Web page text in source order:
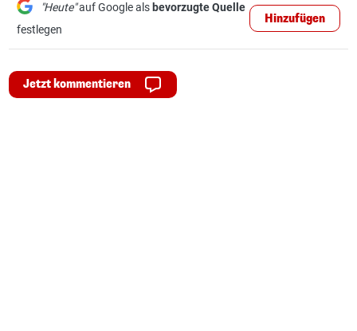
"Heute"auf Google als bevorzugte Quelle
festlegen
Hinzufügen
Jetzt kommentieren